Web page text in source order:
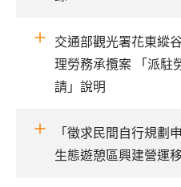
交通部觀光署花東縱
理勞務承攬案 「派駐
請」說明
「徵求民間自行規劃
生態遊憩區興建營運